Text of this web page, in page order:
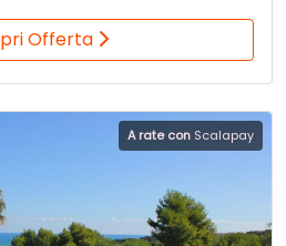
Offerta
A rate con Scalapay